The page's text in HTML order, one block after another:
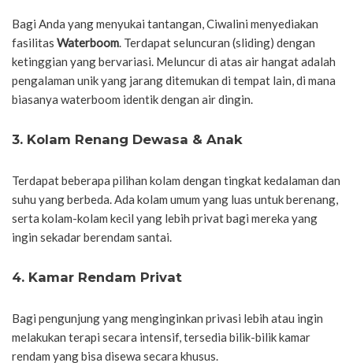
Bagi Anda yang menyukai tantangan, Ciwalini menyediakan
fasilitas Waterboom. Terdapat seluncuran (sliding) dengan
ketinggian yang bervariasi. Meluncur di atas air hangat adalah
pengalaman unik yang jarang ditemukan di tempat lain, di mana
biasanya waterboom identik dengan air dingin.
3. Kolam Renang Dewasa & Anak
Terdapat beberapa pilihan kolam dengan tingkat kedalaman dan
suhu yang berbeda. Ada kolam umum yang luas untuk berenang,
serta kolam-kolam kecil yang lebih privat bagi mereka yang
ingin sekadar berendam santai.
4. Kamar Rendam Privat
Bagi pengunjung yang menginginkan privasi lebih atau ingin
melakukan terapi secara intensif, tersedia bilik-bilik kamar
rendam yang bisa disewa secara khusus.